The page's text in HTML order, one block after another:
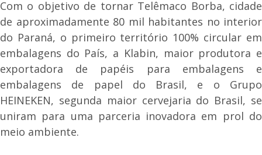
Com o objetivo de tornar Telêmaco Borba, cidade
de aproximadamente 80 mil habitantes no interior
do Paraná, o primeiro território 100% circular em
embalagens do País, a Klabin, maior produtora e
exportadora de papéis para embalagens e
embalagens de papel do Brasil, e o Grupo
HEINEKEN, segunda maior cervejaria do Brasil, se
uniram para uma parceria inovadora em prol do
meio ambiente.